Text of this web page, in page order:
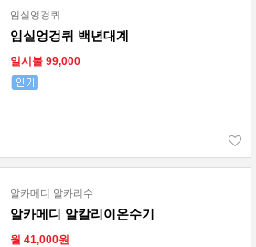
임실엉겅퀴
임실엉겅퀴 백년대계
일시불 99,000
알카메디 알카리수
알카메디 알칼리이온수기
월 41,000원